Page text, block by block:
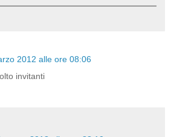
2012 alle ore 08:06
invitanti